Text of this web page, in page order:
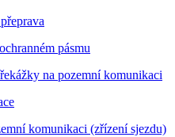
pásmu
na pozemní komunikaci
komunikaci (zřízení sjezdu)